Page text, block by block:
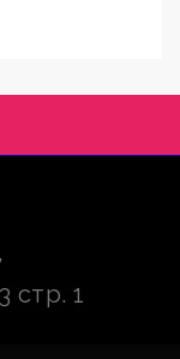
,
стр. 1